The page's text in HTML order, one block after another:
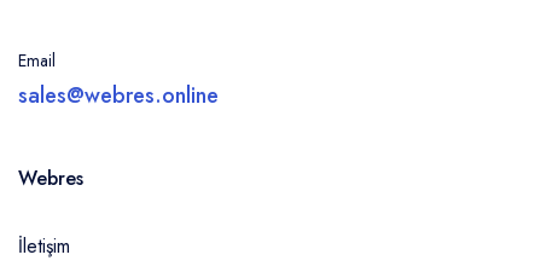
Email
sales@webres.online
Webres
İletişim